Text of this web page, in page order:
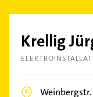
Krellig
Weinbergstr.